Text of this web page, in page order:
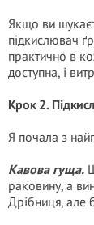
Якщо ви
підкислювач
практично в
доступна, і
Крок 2.
Я почала з
Кавова гуща.
раковину, а
Дрібниця, але